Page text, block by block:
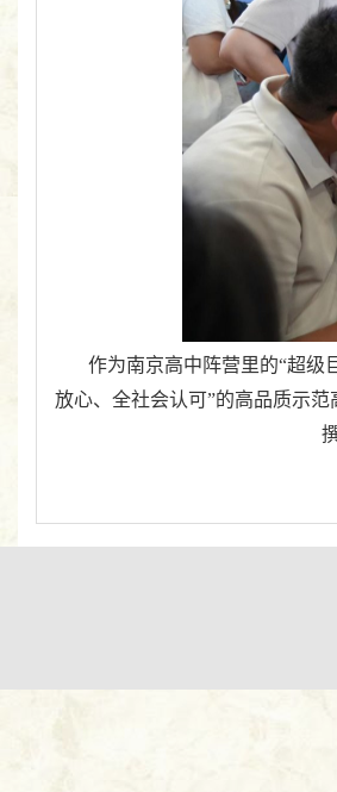
作为南京高中阵营里的“超级
放心、全社会认可”的高品质示